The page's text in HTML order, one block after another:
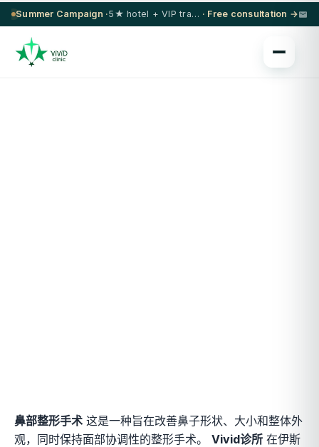
Summer Campaign · 5★ hotel + VIP transfer on select procedures · Free consultation →
鼻部整形手术 这是一种旨在改善鼻子形状、大小和整体外
观，同时保持面部协调性的整形手术。 Vivid诊所 在伊斯